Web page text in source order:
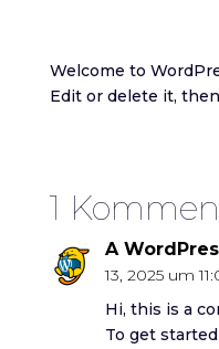
Welcome to
Edit or delete it,
1
A
13, 2025 um
Hi, this is a
To get